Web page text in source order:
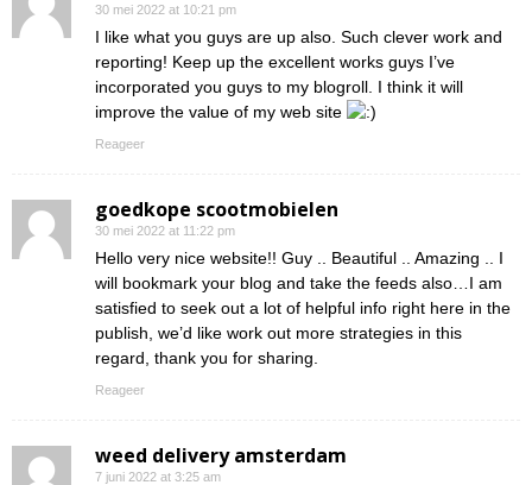
30 mei 2022 at 10:21 pm
I like what you guys are up also. Such clever work and
reporting! Keep up the excellent works guys I’ve
incorporated you guys to my blogroll. I think it will
improve the value of my web site
Reageer
goedkope scootmobielen
30 mei 2022 at 11:22 pm
Hello very nice website!! Guy .. Beautiful .. Amazing .. I
will bookmark your blog and take the feeds also…I am
satisfied to seek out a lot of helpful info right here in the
publish, we’d like work out more strategies in this
regard, thank you for sharing.
Reageer
weed delivery amsterdam
7 juni 2022 at 3:25 am